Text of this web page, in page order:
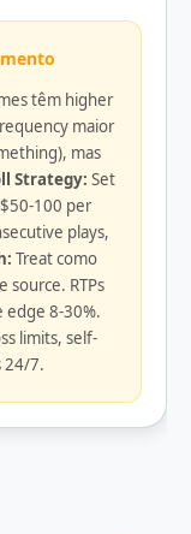
têm higher
maior
mas
Strategy: Set
100 per
plays,
Treat como
RTPs
edge 8-30%.
limits, self-
24/7.